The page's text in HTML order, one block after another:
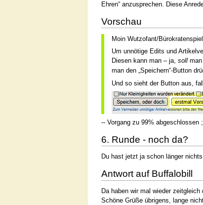
Ehren“ anzusprechen. Diese
Vorschau
Moin Wutzofant/
Um unnötige Edits und
Diesen kann man – ja, soll
man den „Speichern“-Button
Und so sieht der Button aus,
-- Vorgang zu 99% abgeschlossen
6. Runde - noch da?
Du hast jetzt ja schon länger
Antwort auf Buffalobill
Da haben wir mal wieder
Schöne Grüße übrigens, lange